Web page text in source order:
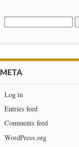
META
Log in
Entries feed
Comments feed
WordPress.org